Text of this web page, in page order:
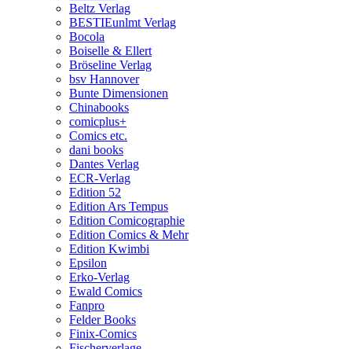
Beltz Verlag
BESTIEunlmt Verlag
Bocola
Boiselle & Ellert
Bröseline Verlag
bsv Hannover
Bunte Dimensionen
Chinabooks
comicplus+
Comics etc.
dani books
Dantes Verlag
ECR-Verlag
Edition 52
Edition Ars Tempus
Edition Comicographie
Edition Comics & Mehr
Edition Kwimbi
Epsilon
Erko-Verlag
Ewald Comics
Fanpro
Felder Books
Finix-Comics